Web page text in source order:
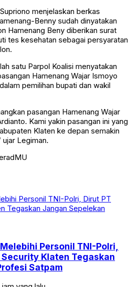
menjelaskan berkas
Benny sudah dinyatakan
Hamenang Beny diberikan surat
tes kesehatan sebagai persyaratan
satu Parpol Koalisi menyatakan
Hamenang Wajar Ismoyo
pemilihan bupati dan wakil
pasangan Hamenang Wajar
Kami yakin pasangan ini yang
Klaten ke depan semakin
ujar Legiman.
Personil TNI-Polri,
Security Klaten Tegaskan
Satpam